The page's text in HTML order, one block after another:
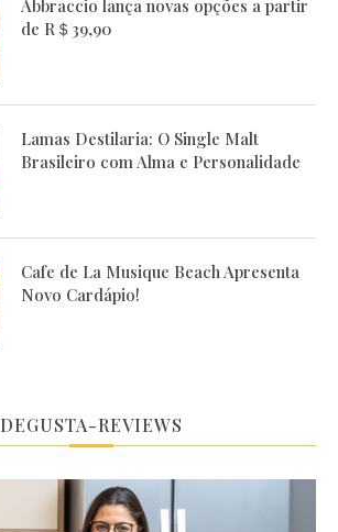
Abbraccio lança novas opções a partir
de R＄39,90
Lamas Destilaria: O Single Malt
Brasileiro com Alma e Personalidade
Cafe de La Musique Beach Apresenta
Novo Cardápio!
DEGUSTA-REVIEWS